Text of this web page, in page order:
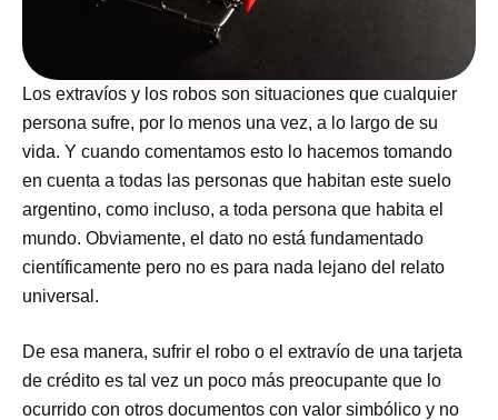
Los extravíos y los robos son situaciones que cualquier
persona sufre, por lo menos una vez, a lo largo de su
vida. Y cuando comentamos esto lo hacemos tomando
en cuenta a todas las personas que habitan este suelo
argentino, como incluso, a toda persona que habita el
mundo. Obviamente, el dato no está fundamentado
científicamente pero no es para nada lejano del relato
universal.
De esa manera, sufrir el robo o el extravío de una tarjeta
de crédito es tal vez un poco más preocupante que lo
ocurrido con otros documentos con valor simbólico y no